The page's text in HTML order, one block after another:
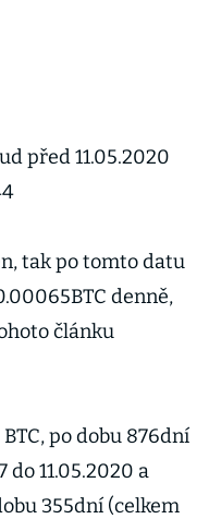
před 11.05.2020
tak po tomto datu
denně,
článku
po dobu 876dní
do 11.05.2020 a
355dní (celkem